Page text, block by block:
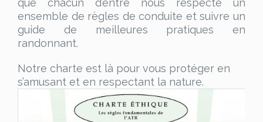
que chacun d’entre nous respecte un
ensemble de règles de conduite et suivre un
guide de meilleures pratiques en
randonnant.
Notre charte est là pour vous protéger en
s’amusant et en respectant la nature.